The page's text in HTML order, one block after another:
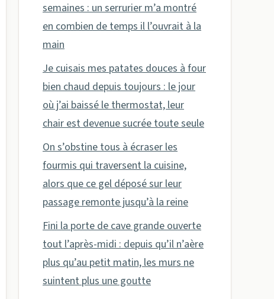
semaines : un serrurier m’a montré
en combien de temps il l’ouvrait à la
main
Je cuisais mes patates douces à four
bien chaud depuis toujours : le jour
où j’ai baissé le thermostat, leur
chair est devenue sucrée toute seule
On s’obstine tous à écraser les
fourmis qui traversent la cuisine,
alors que ce gel déposé sur leur
passage remonte jusqu’à la reine
Fini la porte de cave grande ouverte
tout l’après-midi : depuis qu’il n’aère
plus qu’au petit matin, les murs ne
suintent plus une goutte